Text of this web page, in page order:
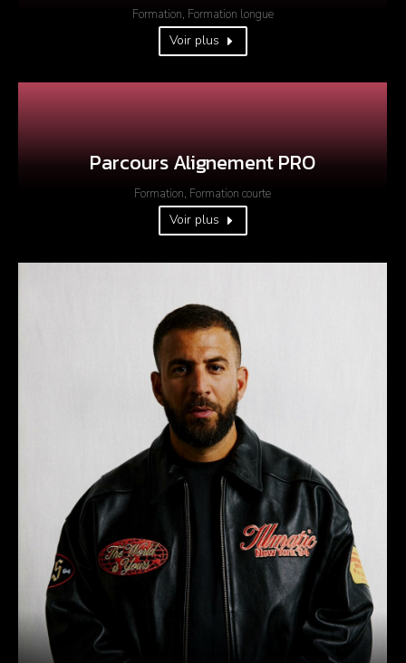
Formation, Formation longue
Voir plus
Parcours Alignement PRO
Formation, Formation courte
Voir plus